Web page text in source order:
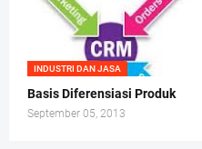
INDUSTRI DAN JASA
Basis Diferensiasi Produk
September 05, 2013